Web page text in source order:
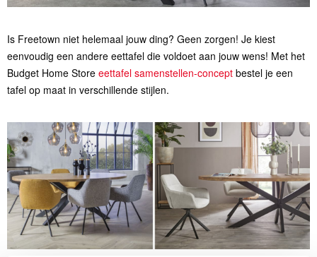
Is Freetown niet helemaal jouw ding? Geen zorgen! Je kiest
eenvoudig een andere eettafel die voldoet aan jouw wens! Met het
Budget Home Store eettafel samenstellen-concept bestel je een
tafel op maat in verschillende stijlen.